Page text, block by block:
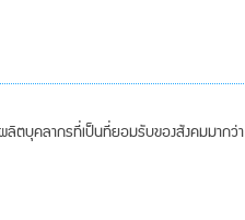
ลิตบุคลากรที่เป็นที่ยอมรับของสังคมมากว่า